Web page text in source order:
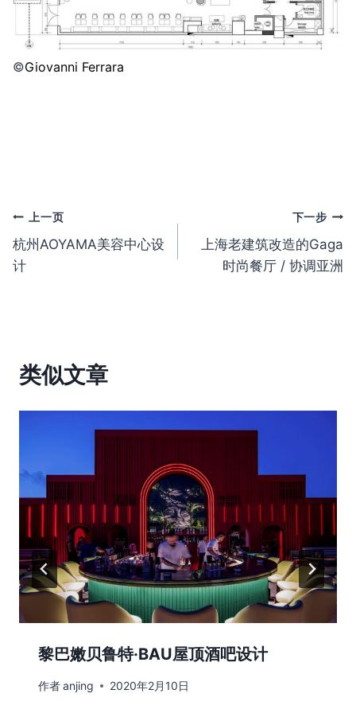
©️Giovanni Ferrara
文
章
上一页
杭州AOYAMA美容中心设
计
下一步
上海老建筑改造的Gaga
时尚餐厅 / 协调亚洲
类似文章
黎巴嫩贝鲁特·BAU屋顶酒吧设计
作者anjing 2020年2月10日